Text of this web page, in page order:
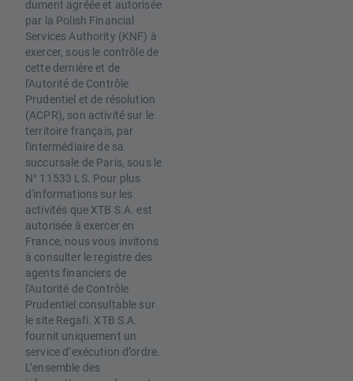
dument agréée et autorisée
par la Polish Financial
Services Authority (KNF) à
exercer, sous le contrôle de
cette dernière et de
l'Autorité de Contrôle
Prudentiel et de résolution
(ACPR), son activité sur le
territoire français, par
l'intermédiaire de sa
succursale de Paris, sous le
N° 11533 LS. Pour plus
d'informations sur les
activités que XTB S.A. est
autorisée à exercer en
France, nous vous invitons
à consulter le registre des
agents financiers de
l'Autorité de Contrôle
Prudentiel consultable sur
le site Regafi. XTB S.A.
fournit uniquement un
service d’exécution d’ordre.
L’ensemble des